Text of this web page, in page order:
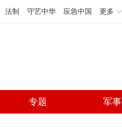
法制 守艺中华 应急中国 更多
专题 军事